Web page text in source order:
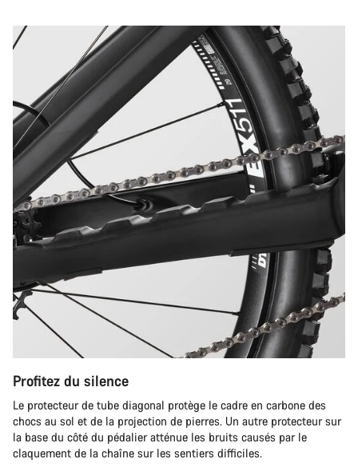
Profitez du silence
Le protecteur de tube diagonal protège le cadre en carbone des
chocs au sol et de la projection de pierres. Un autre protecteur sur
la base du côté du pédalier atténue les bruits causés par le
claquement de la chaîne sur les sentiers difficiles.